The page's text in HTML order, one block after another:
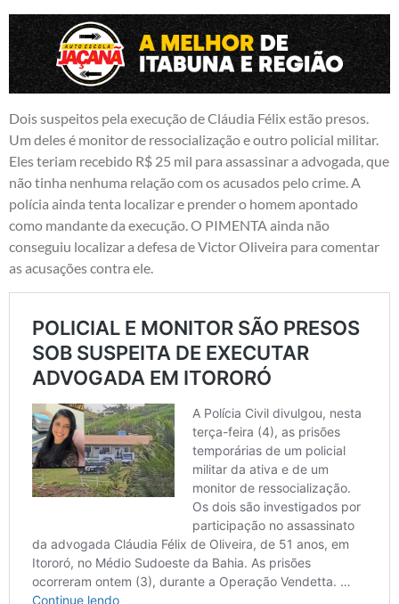
Dois suspeitos pela execução de Cláudia Félix estão presos.
Um deles é monitor de ressocialização e outro policial militar.
Eles teriam recebido R$ 25 mil para assassinar a advogada, que
não tinha nenhuma relação com os acusados pelo crime. A
polícia ainda tenta localizar e prender o homem apontado
como mandante da execução. O PIMENTA ainda não
conseguiu localizar a defesa de Victor Oliveira para comentar
as acusações contra ele.